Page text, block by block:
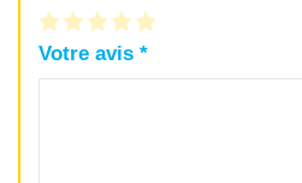
Votre avis *